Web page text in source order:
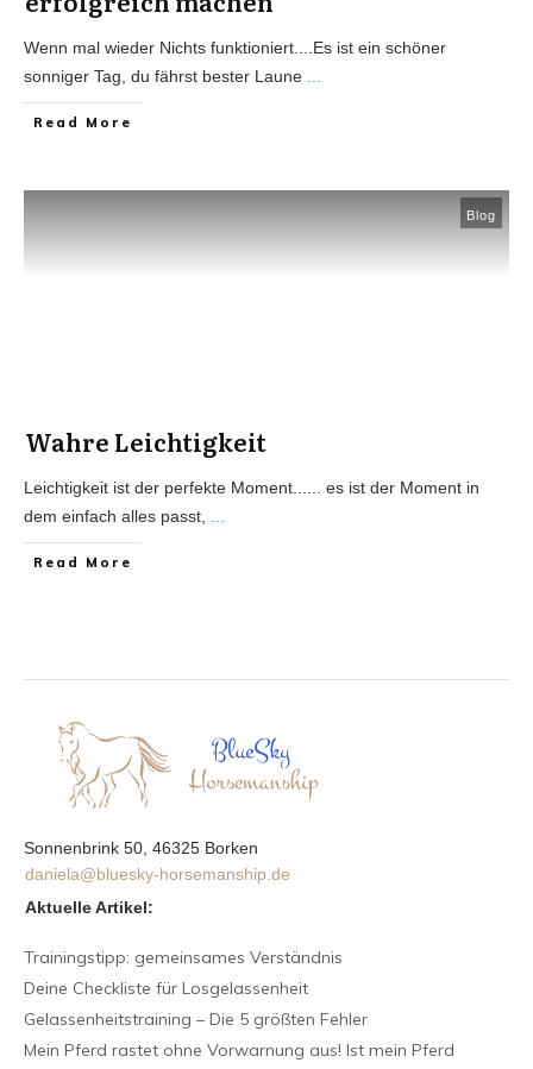
Wenn mal wieder Nichts funktioniert....Es ist ein schöner
sonniger Tag, du fährst bester Laune ...
Read More
Blog
Wahre Leichtigkeit
Leichtigkeit ist der perfekte Moment...... es ist der Moment in
dem einfach alles passt, ...
Read More
Sonnenbrink 50, 46325 Borken
daniela@bluesky-horsemanship.de
Aktuelle Artikel:
Trainingstipp: gemeinsames Verständnis
Deine Checkliste für Losgelassenheit
Gelassenheitstraining – Die 5 größten Fehler
Mein Pferd rastet ohne Vorwarnung aus! Ist mein Pferd